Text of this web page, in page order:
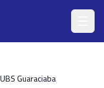
Guaraciaba